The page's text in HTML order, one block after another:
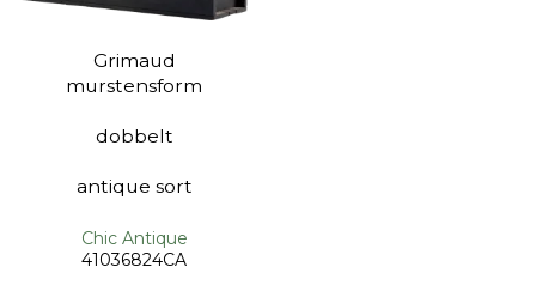
Grimaud
murstensform
dobbelt
antique sort
Chic Antique
41036824CA